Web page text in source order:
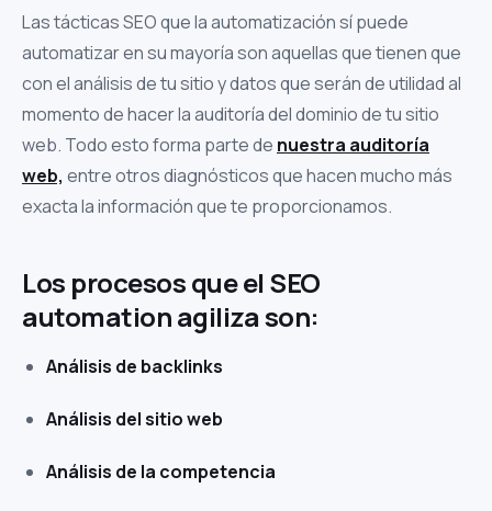
Las tácticas SEO que la automatización sí puede
automatizar en su mayoría son aquellas que tienen que
con el análisis de tu sitio y datos que serán de utilidad al
momento de hacer la auditoría del dominio de tu sitio
web. Todo esto forma parte de nuestra auditoría
web, entre otros diagnósticos que hacen mucho más
exacta la información que te proporcionamos.
Los procesos que el SEO
automation agiliza son:
Análisis de backlinks
Análisis del sitio web
Análisis de la competencia